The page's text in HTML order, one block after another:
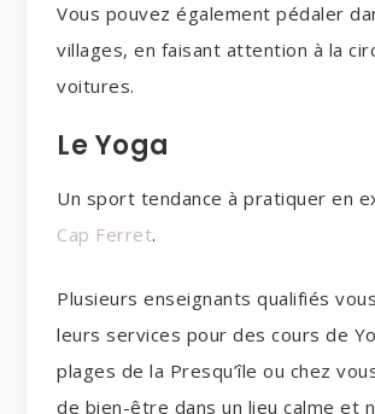
Vous pouvez également pédaler
villages, en faisant attention à la
voitures.
Le Yoga
Un sport tendance à pratiquer en
Cap Ferret.
Plusieurs enseignants qualifiés
leurs services pour des cours de
plages de la Presqu’île ou chez
de bien-être dans un lieu calme et